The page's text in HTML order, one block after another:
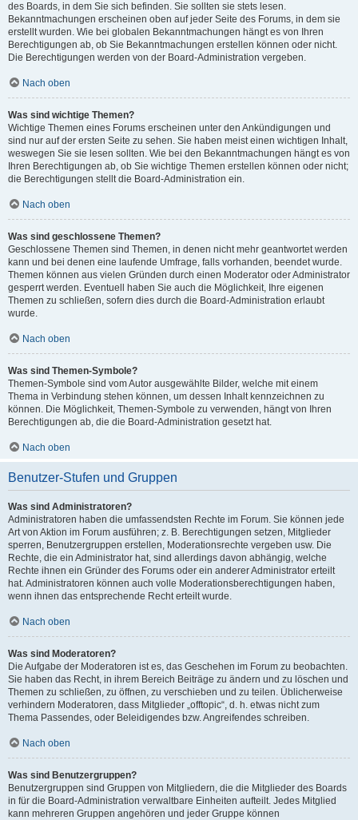
des Boards, in dem Sie sich befinden. Sie sollten sie stets lesen.
Bekanntmachungen erscheinen oben auf jeder Seite des Forums, in dem sie
erstellt wurden. Wie bei globalen Bekanntmachungen hängt es von Ihren
Berechtigungen ab, ob Sie Bekanntmachungen erstellen können oder nicht.
Die Berechtigungen werden von der Board-Administration vergeben.
Nach oben
Was sind wichtige Themen?
Wichtige Themen eines Forums erscheinen unter den Ankündigungen und
sind nur auf der ersten Seite zu sehen. Sie haben meist einen wichtigen Inhalt,
weswegen Sie sie lesen sollten. Wie bei den Bekanntmachungen hängt es von
Ihren Berechtigungen ab, ob Sie wichtige Themen erstellen können oder nicht;
die Berechtigungen stellt die Board-Administration ein.
Nach oben
Was sind geschlossene Themen?
Geschlossene Themen sind Themen, in denen nicht mehr geantwortet werden
kann und bei denen eine laufende Umfrage, falls vorhanden, beendet wurde.
Themen können aus vielen Gründen durch einen Moderator oder Administrator
gesperrt werden. Eventuell haben Sie auch die Möglichkeit, Ihre eigenen
Themen zu schließen, sofern dies durch die Board-Administration erlaubt
wurde.
Nach oben
Was sind Themen-Symbole?
Themen-Symbole sind vom Autor ausgewählte Bilder, welche mit einem
Thema in Verbindung stehen können, um dessen Inhalt kennzeichnen zu
können. Die Möglichkeit, Themen-Symbole zu verwenden, hängt von Ihren
Berechtigungen ab, die die Board-Administration gesetzt hat.
Nach oben
Benutzer-Stufen und Gruppen
Was sind Administratoren?
Administratoren haben die umfassendsten Rechte im Forum. Sie können jede
Art von Aktion im Forum ausführen; z. B. Berechtigungen setzen, Mitglieder
sperren, Benutzergruppen erstellen, Moderationsrechte vergeben usw. Die
Rechte, die ein Administrator hat, sind allerdings davon abhängig, welche
Rechte ihnen ein Gründer des Forums oder ein anderer Administrator erteilt
hat. Administratoren können auch volle Moderationsberechtigungen haben,
wenn ihnen das entsprechende Recht erteilt wurde.
Nach oben
Was sind Moderatoren?
Die Aufgabe der Moderatoren ist es, das Geschehen im Forum zu beobachten.
Sie haben das Recht, in ihrem Bereich Beiträge zu ändern und zu löschen und
Themen zu schließen, zu öffnen, zu verschieben und zu teilen. Üblicherweise
verhindern Moderatoren, dass Mitglieder „offtopic“, d. h. etwas nicht zum
Thema Passendes, oder Beleidigendes bzw. Angreifendes schreiben.
Nach oben
Was sind Benutzergruppen?
Benutzergruppen sind Gruppen von Mitgliedern, die die Mitglieder des Boards
in für die Board-Administration verwaltbare Einheiten aufteilt. Jedes Mitglied
kann mehreren Gruppen angehören und jeder Gruppe können